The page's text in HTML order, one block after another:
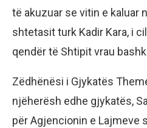
të akuzuar se vitin e kaluar
shtetasit turk Kadir Kara, i
qendër të Shtipit vrau
Zëdhënësi i Gjykatës
njëherësh edhe gjykatës,
për Agjencionin e Lajmeve